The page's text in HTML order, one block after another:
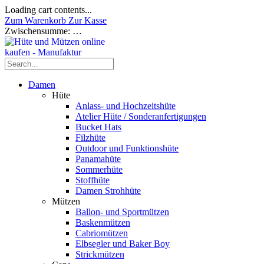
Loading cart contents...
Zum Warenkorb Zur Kasse
Zwischensumme: …
Damen
Hüte
Anlass- und Hochzeitshüte
Atelier Hüte / Sonderanfertigungen
Bucket Hats
Filzhüte
Outdoor und Funktionshüte
Panamahüte
Sommerhüte
Stoffhüte
Damen Strohhüte
Mützen
Ballon- und Sportmützen
Baskenmützen
Cabriomützen
Elbsegler und Baker Boy
Strickmützen